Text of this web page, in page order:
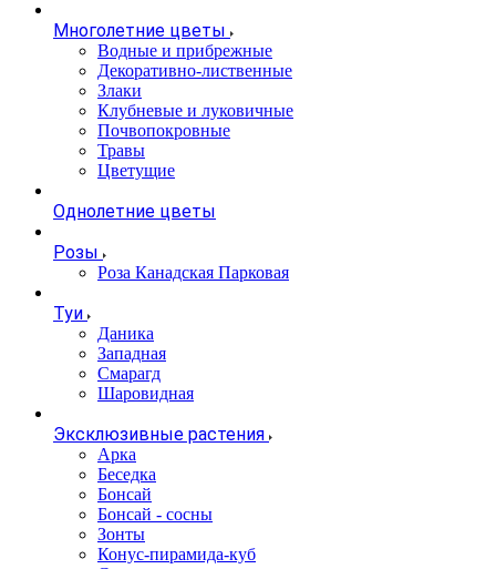
Многолетние цветы
Водные и прибрежные
Декоративно-лиственные
Злаки
Клубневые и луковичные
Почвопокровные
Травы
Цветущие
Однолетние цветы
Розы
Роза Канадская Парковая
Туи
Даника
Западная
Смарагд
Шаровидная
Эксклюзивные растения
Арка
Беседка
Бонсай
Бонсай - сосны
Зонты
Конус-пирамида-куб